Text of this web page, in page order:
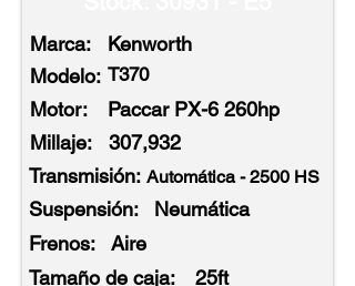
Marca:
Kenworth
Modelo: T370
Motor:
Paccar PX-6 260hp
Millaje:
307,932
Transmisión: Automática - 2500 HS
Suspensión:
Neumática
Frenos:
Aire
Tamaño de caja:
25ft